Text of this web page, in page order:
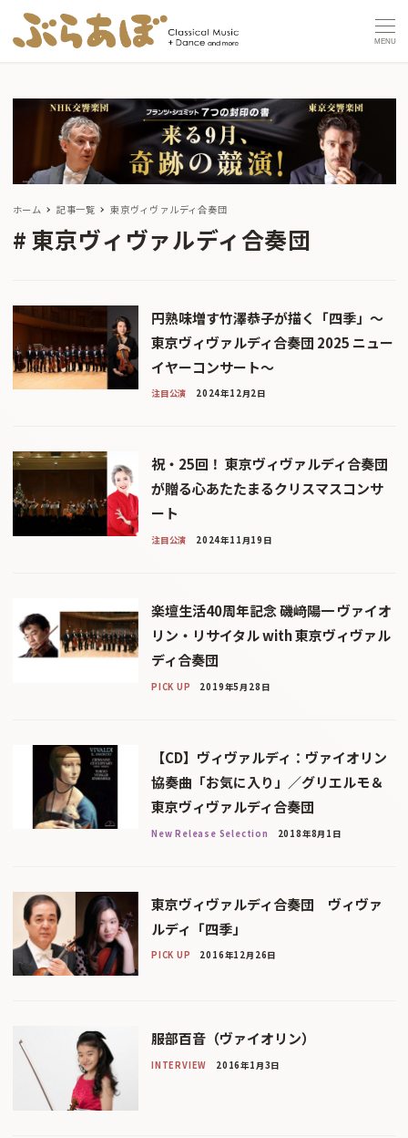
MENU
ホーム 記事一覧 東京ヴィヴァルディ合奏団
東京ヴィヴァルディ合奏団
円熟味増す竹澤恭子が描く「四季」～
東京ヴィヴァルディ合奏団 2025 ニュー
イヤーコンサート～
注目公演 2024年12月2日
祝・25回！ 東京ヴィヴァルディ合奏団
が贈る心あたたまるクリスマスコンサ
ート
注目公演 2024年11月19日
楽壇生活40周年記念 磯﨑陽一 ヴァイオ
リン・リサイタル with 東京ヴィヴァル
ディ合奏団
PICK UP 2019年5月28日
【CD】ヴィヴァルディ：ヴァイオリン
協奏曲「お気に入り」／グリエルモ＆
東京ヴィヴァルディ合奏団
New Release Selection 2018年8月1日
東京ヴィヴァルディ合奏団 ヴィヴァ
ルディ「四季」
PICK UP 2016年12月26日
服部百音（ヴァイオリン）
INTERVIEW 2016年1月3日